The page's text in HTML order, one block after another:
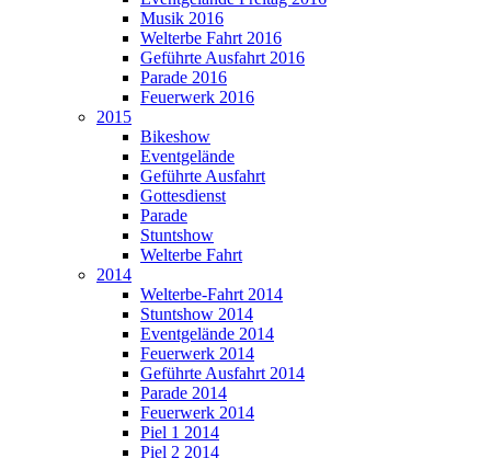
Musik 2016
Welterbe Fahrt 2016
Geführte Ausfahrt 2016
Parade 2016
Feuerwerk 2016
2015
Bikeshow
Eventgelände
Geführte Ausfahrt
Gottesdienst
Parade
Stuntshow
Welterbe Fahrt
2014
Welterbe-Fahrt 2014
Stuntshow 2014
Eventgelände 2014
Feuerwerk 2014
Geführte Ausfahrt 2014
Parade 2014
Feuerwerk 2014
Piel 1 2014
Piel 2 2014